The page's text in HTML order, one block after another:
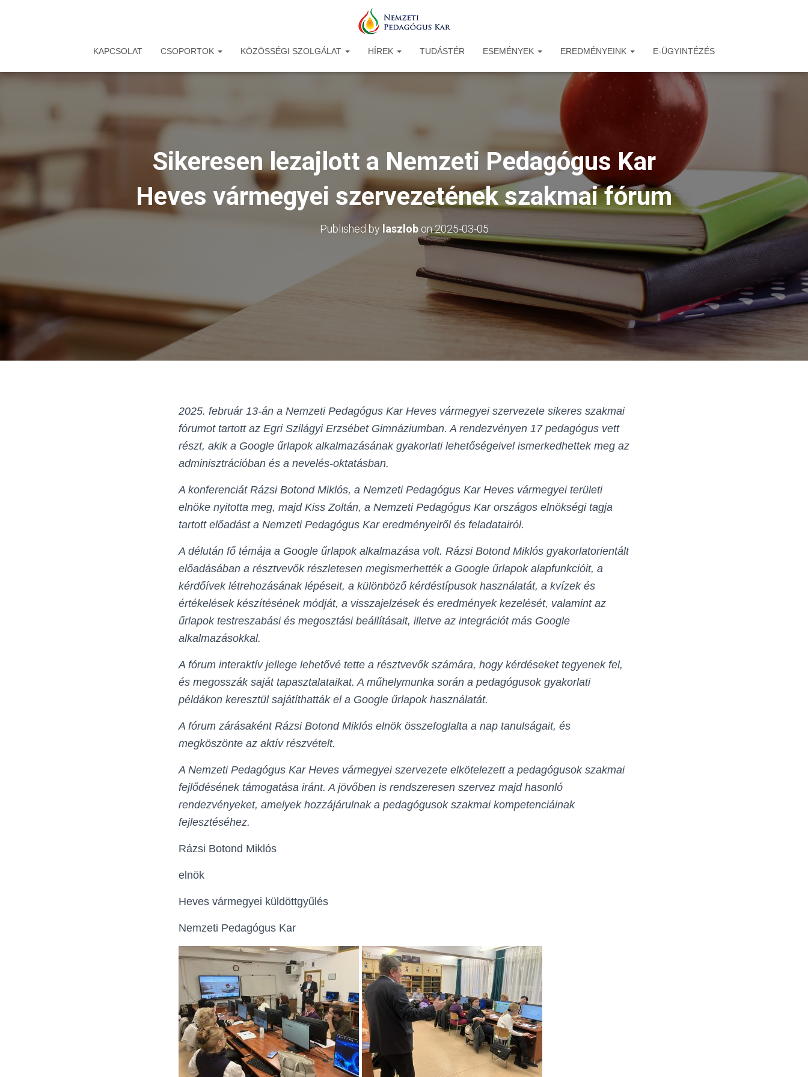
KAPCSOLAT CSOPORTOK KÖZÖSSÉGI SZOLGÁLAT HÍREK TUDÁSTÉR ESEMÉNYEK EREDMÉNYEINK E-ÜGYINTÉZÉS
Sikeresen lezajlott a Nemzeti Pedagógus Kar
Heves vármegyei szervezetének szakmai fórum
Published by laszlobon2025-03-05
2025. február 13-án a Nemzeti Pedagógus Kar Heves vármegyei szervezete sikeres szakmai
fórumot tartott az Egri Szilágyi Erzsébet Gimnáziumban. A rendezvényen 17 pedagógus vett
részt, akik a Google űrlapok alkalmazásának gyakorlati lehetőségeivel ismerkedhettek meg az
adminisztrációban és a nevelés-oktatásban.
A konferenciát Rázsi Botond Miklós, a Nemzeti Pedagógus Kar Heves vármegyei területi
elnöke nyitotta meg, majd Kiss Zoltán, a Nemzeti Pedagógus Kar országos elnökségi tagja
tartott előadást a Nemzeti Pedagógus Kar eredményeiről és feladatairól.
A délután fő témája a Google űrlapok alkalmazása volt. Rázsi Botond Miklós gyakorlatorientált
előadásában a résztvevők részletesen megismerhették a Google űrlapok alapfunkcióit, a
kérdőívek létrehozásának lépéseit, a különböző kérdéstípusok használatát, a kvízek és
értékelések készítésének módját, a visszajelzések és eredmények kezelését, valamint az
űrlapok testreszabási és megosztási beállításait, illetve az integrációt más Google
alkalmazásokkal.
A fórum interaktív jellege lehetővé tette a résztvevők számára, hogy kérdéseket tegyenek fel,
és megosszák saját tapasztalataikat. A műhelymunka során a pedagógusok gyakorlati
példákon keresztül sajátíthatták el a Google űrlapok használatát.
A fórum zárásaként Rázsi Botond Miklós elnök összefoglalta a nap tanulságait, és
megköszönte az aktív részvételt.
A Nemzeti Pedagógus Kar Heves vármegyei szervezete elkötelezett a pedagógusok szakmai
fejlődésének támogatása iránt. A jövőben is rendszeresen szervez majd hasonló
rendezvényeket, amelyek hozzájárulnak a pedagógusok szakmai kompetenciáinak
fejlesztéséhez.
Rázsi Botond Miklós
elnök
Heves vármegyei küldöttgyűlés
Nemzeti Pedagógus Kar